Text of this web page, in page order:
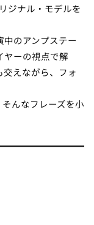
ジナル・モデルを
のアンプステー
ヤーの視点で解
えながら、フォ
そんなフレーズを小